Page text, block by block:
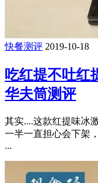
快餐测评 2019-10-18
吃红提不吐红
华夫筒测评
其实....这款红提味冰
一半一直担心会下架
...